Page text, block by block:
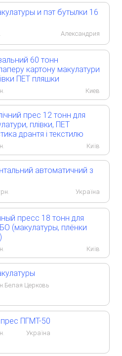
и пэт бутылки 16
Александрия
60 тонн
картону макулатури
ПЕТ пляшки
Киев
прес 12 тонн для
плівки, ПЕТ
дрантя і текстилю
Київ
автоматичний з
Україна
пресс 18 тонн для
(макулатуры, плёнки
Київ
Белая Церковь
прес ПГМТ-50
Україна